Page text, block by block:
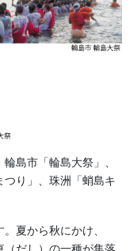
!! 森景ヤフーショッ
敷屋シリーズ。 エ
からエアークッショ
ソールとエアバッグ
島市「輪島大祭」、
り」、珠洲「蛸島キ
夏から秋にかけ、